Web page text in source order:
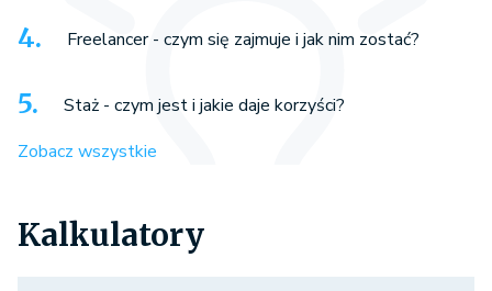
Freelancer - czym się zajmuje i jak nim zostać?
Staż - czym jest i jakie daje korzyści?
Zobacz wszystkie
Kalkulatory